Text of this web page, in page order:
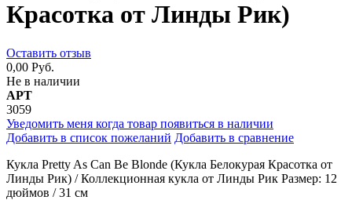
Красотка от Линды Рик)
Оставить отзыв
0,00 Руб.
Не в наличии
АРТ
3059
Уведомить меня когда товар появиться в наличии
Добавить в список пожеланий Добавить в сравнение
Кукла Pretty As Can Be Blonde (Кукла Белокурая Красотка от
Линды Рик) / Коллекционная кукла от Линды Рик Размер: 12
дюймов / 31 см